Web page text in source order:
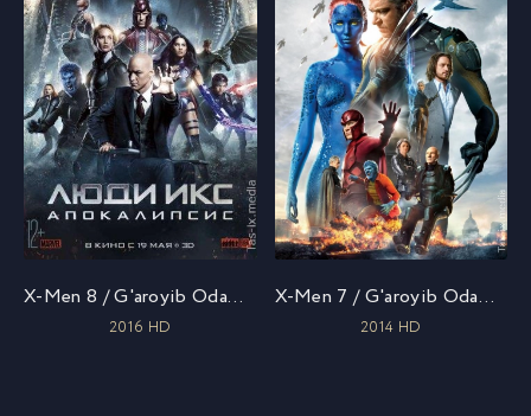
X-Men 8 / G'aroyib Odamlar 8: Apokalipsis / X-odamlar 8 / Uzbek tilida / O'zbekcha tarjima
2016 HD
X-Men 7 / G'aroyib Odamlar 7: O'tgan Kelajak / X-odamlar 7 / Uzbek tilida / O'zbekcha tarjima
2014 HD